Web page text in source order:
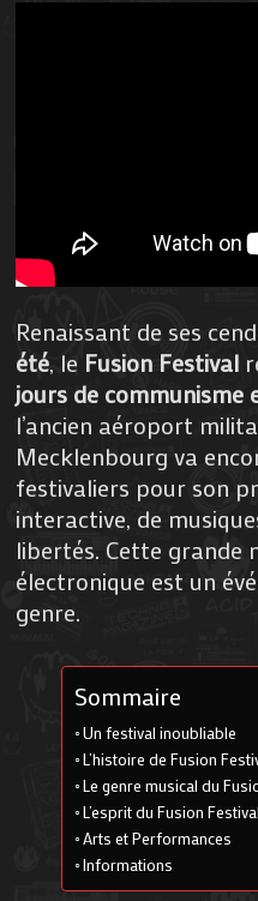
Renaissant de ses
été, le Fusion Festival
jours de communisme
l’ancien aéroport
Mecklenbourg va
festivaliers pour son
interactive, de
libertés. Cette grande
électronique est un
genre.
Sommaire
Un festival inoubliable
L’histoire de Fusion
Le genre musical du
L’esprit du Fusion Festival
Arts et Performances
Informations